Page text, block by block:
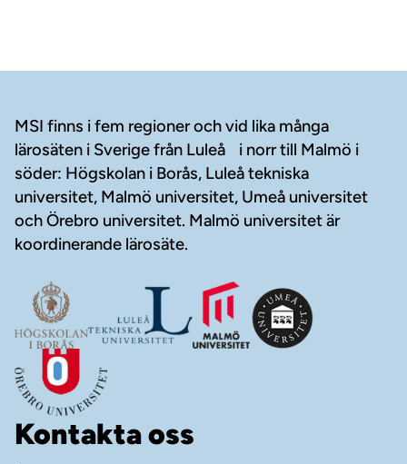
MSI finns i fem regioner och vid lika många
lärosäten i Sverige från Luleå i norr till Malmö i
söder: Högskolan i Borås, Luleå tekniska
universitet, Malmö universitet, Umeå universitet
och Örebro universitet. Malmö universitet är
koordinerande lärosäte.
Kontakta oss